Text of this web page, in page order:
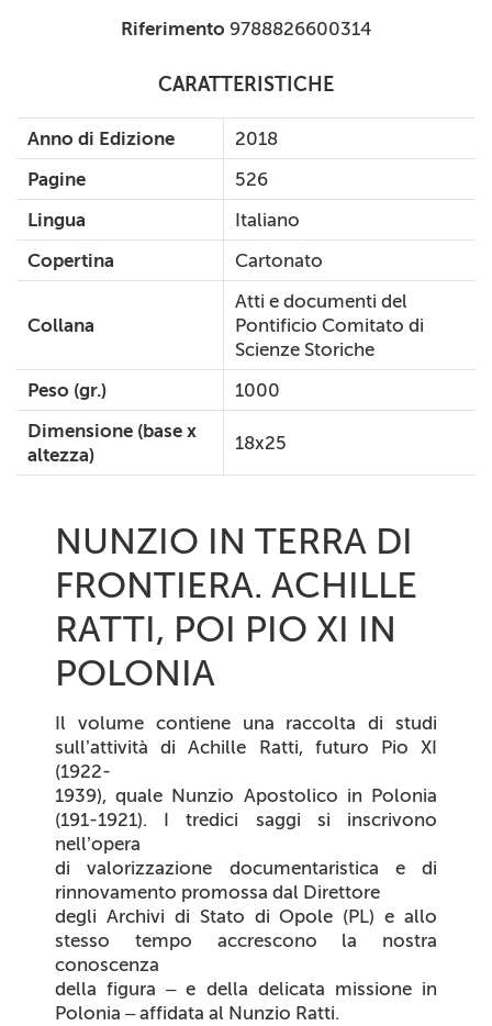
Riferimento 9788826600314
CARATTERISTICHE
Anno di Edizione
2018
Pagine
526
Lingua
Italiano
Copertina
Cartonato
Collana
Atti e documenti del
Pontificio Comitato di
Scienze Storiche
Peso (gr.)
1000
Dimensione (base x
altezza)
18x25
NUNZIO IN TERRA DI
FRONTIERA. ACHILLE
RATTI, POI PIO XI IN
POLONIA
Il volume contiene una raccolta di studi
sull’attività di Achille Ratti, futuro Pio XI
(1922-
1939), quale Nunzio Apostolico in Polonia
(191-1921). I tredici saggi si inscrivono
nell’opera
di valorizzazione documentaristica e di
rinnovamento promossa dal Direttore
degli Archivi di Stato di Opole (PL) e allo
stesso tempo accrescono la nostra
conoscenza
della figura – e della delicata missione in
Polonia – affidata al Nunzio Ratti.